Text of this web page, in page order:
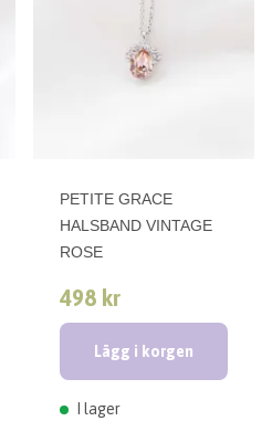
PETITE GRACE
HALSBAND VINTAGE
ROSE
498 kr
Lägg i korgen
I lager